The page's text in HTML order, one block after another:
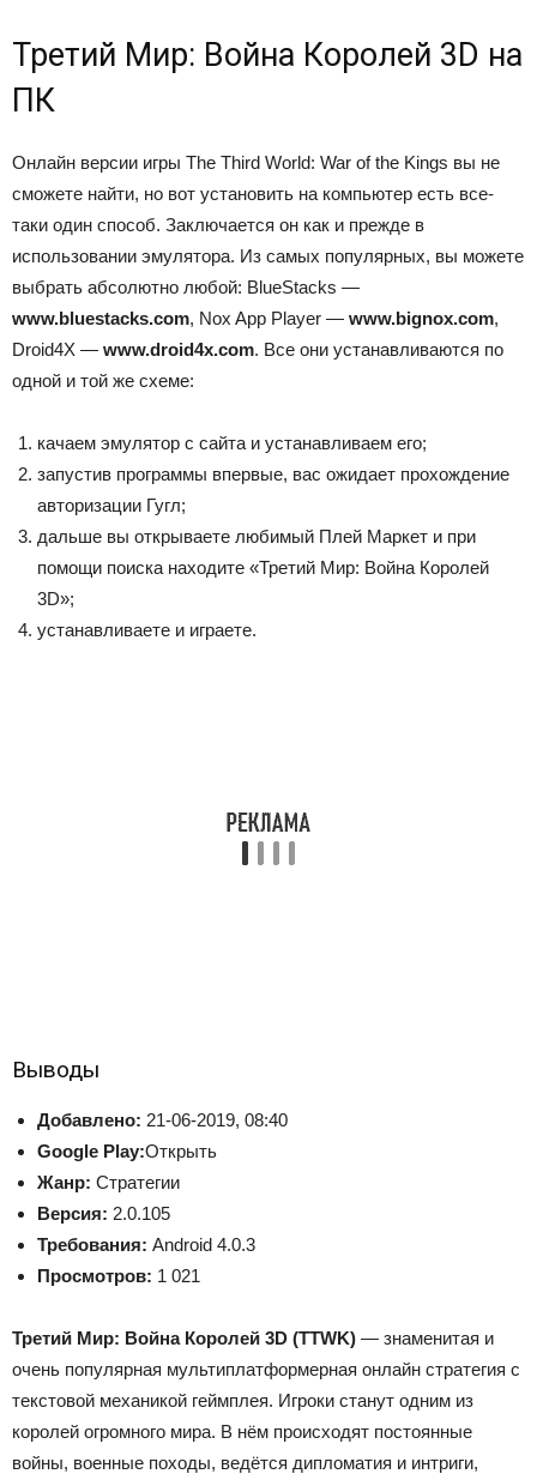
Третий Мир: Война Королей 3D на
ПК
Онлайн версии игры The Third World: War of the Kings вы не
сможете найти, но вот установить на компьютер есть все-
таки один способ. Заключается он как и прежде в
использовании эмулятора. Из самых популярных, вы можете
выбрать абсолютно любой: BlueStacks —
www.bluestacks.com, Nox App Player — www.bignox.com,
Droid4X — www.droid4x.com. Все они устанавливаются по
одной и той же схеме:
качаем эмулятор с сайта и устанавливаем его;
запустив программы впервые, вас ожидает прохождение
авторизации Гугл;
дальше вы открываете любимый Плей Маркет и при
помощи поиска находите «Третий Мир: Война Королей
3D»;
устанавливаете и играете.
Выводы
Добавлено: 21-06-2019, 08:40
Google Play:Открыть
Жанр: Стратегии
Версия: 2.0.105
Требования: Android 4.0.3
Просмотров: 1 021
Третий Мир: Война Королей 3D (TTWK) — знаменитая и
очень популярная мультиплатформерная онлайн стратегия с
текстовой механикой геймплея. Игроки станут одним из
королей огромного мира. В нём происходят постоянные
войны, военные походы, ведётся дипломатия и интриги,